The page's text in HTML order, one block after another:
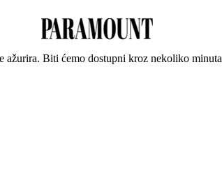
ažurira. Biti ćemo dostupni kroz nekoliko minuta